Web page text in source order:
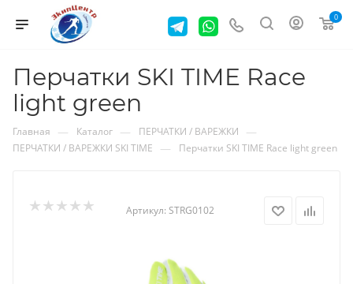
0
Перчатки SKI TIME Race
light green
Главная — Каталог — ПЕРЧАТКИ / ВАРЕЖКИ —
ПЕРЧАТКИ / ВАРЕЖКИ SKI TIME — Перчатки SKI TIME Race light green
Артикул: STRG0102